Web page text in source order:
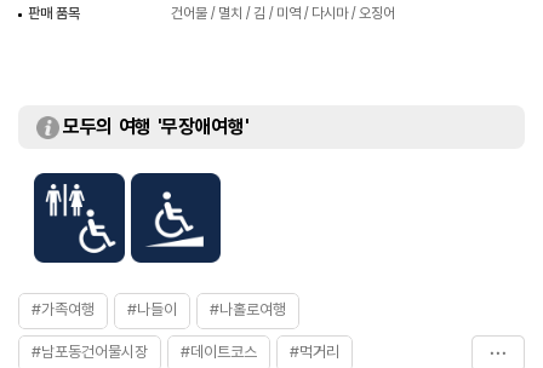
판매 품목
건어물 / 멸치 / 김 / 미역 / 다시마 / 오징어
모두의 여행 '무장애여행'
#가족여행 #나들이 #나홀로여행
#남포동건어물시장 #데이트코스 #먹거리